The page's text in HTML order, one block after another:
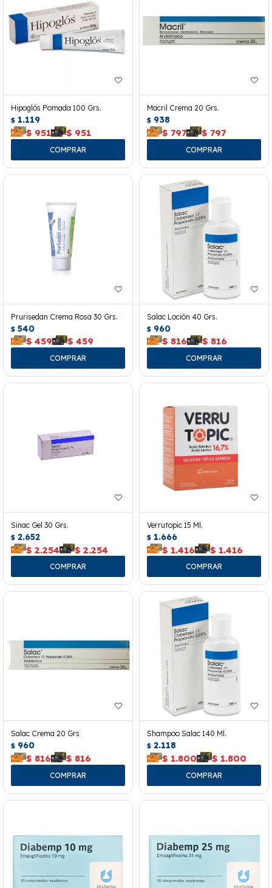
Hipoglós Pomada 100 Grs.
$ 1.119
$ 951 $ 951
Macril Crema 20 Grs.
$ 938
$ 797 $ 797
Prurisedan Crema Rosa 30 Grs.
$ 540
$ 459 $ 459
Salac Loción 40 Grs.
$ 960
$ 816 $ 816
Sinac Gel 30 Grs.
$ 2.652
$ 2.254 $ 2.254
Verrutopic 15 Ml.
$ 1.666
$ 1.416 $ 1.416
Salac Crema 20 Grs
$ 960
$ 816 $ 816
Shampoo Salac 140 Ml.
$ 2.118
$ 1.800 $ 1.800